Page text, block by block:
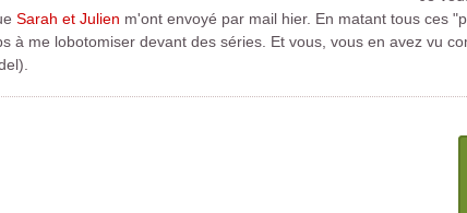
Sarah et Julien m'ont envoyé par mail hier. En matant tous ces
à me lobotomiser devant des séries. Et vous, vous en avez vu